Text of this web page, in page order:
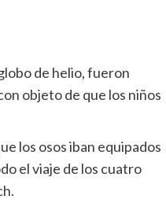
de helio, fueron
objeto de que los niños
los osos iban equipados
el viaje de los cuatro